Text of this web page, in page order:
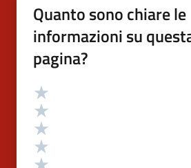
Quanto sono chiare le
informazioni su
pagina?
Valutazione